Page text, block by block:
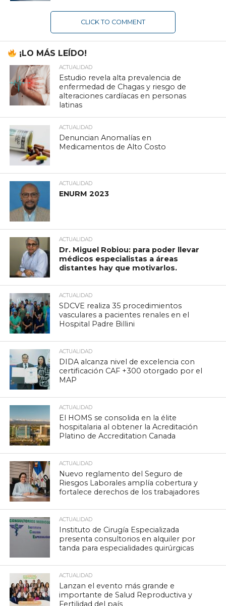
CLICK TO COMMENT
¡LO MÁS LEÍDO!
ACTUALIDAD
Estudio revela alta prevalencia de
enfermedad de Chagas y riesgo de
alteraciones cardíacas en personas
latinas
ACTUALIDAD
Denuncian Anomalías en
Medicamentos de Alto Costo
ACTUALIDAD
ENURM 2023
ACTUALIDAD
Dr. Miguel Robiou: para poder llevar
médicos especialistas a áreas
distantes hay que motivarlos.
ACTUALIDAD
SDCVE realiza 35 procedimientos
vasculares a pacientes renales en el
Hospital Padre Billini
ACTUALIDAD
DIDA alcanza nivel de excelencia con
certificación CAF +300 otorgado por el
MAP
ACTUALIDAD
El HOMS se consolida en la élite
hospitalaria al obtener la Acreditación
Platino de Accreditation Canada
ACTUALIDAD
Nuevo reglamento del Seguro de
Riesgos Laborales amplía cobertura y
fortalece derechos de los trabajadores
ACTUALIDAD
Instituto de Cirugía Especializada
presenta consultorios en alquiler por
tanda para especialidades quirúrgicas
ACTUALIDAD
Lanzan el evento más grande e
importante de Salud Reproductiva y